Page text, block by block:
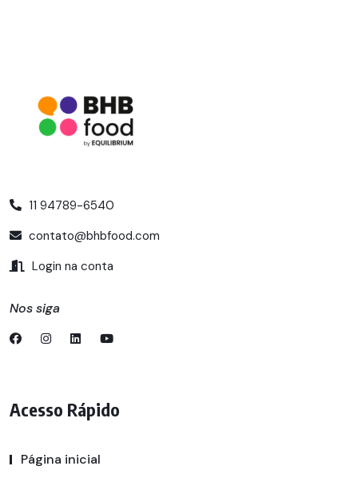
11 94789-6540
contato@bhbfood.com
Login na conta
Nos siga
Acesso Rápido
Página inicial